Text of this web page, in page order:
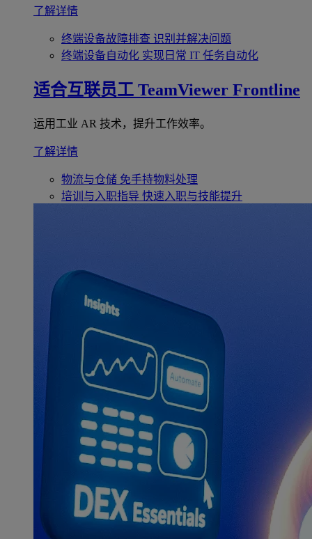
了解详情
终端设备故障排查 识别并解决问题
终端设备自动化 实现日常 IT 任务自动化
适合互联员工 TeamViewer Frontline
运用工业 AR 技术，提升工作效率。
了解详情
物流与仓储 免手持物料处理
培训与入职指导 快速入职与技能提升